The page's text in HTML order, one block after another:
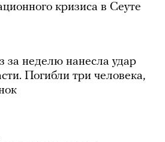
кризиса в Сеуте
за неделю нанесла удар
Погибли три человека,